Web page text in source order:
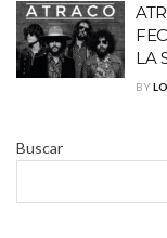
LA
BY
Buscar